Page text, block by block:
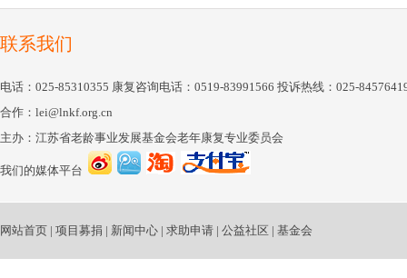
联系我们
电话：025-85310355 康复咨询电话：0519-83991566 投诉热线：025-
合作：lei@lnkf.org.cn
主办：江苏省老龄事业发展基金会老年康复专业委员会
我们的媒体平台
网站首页 | 项目募捐 | 新闻中心 | 求助申请 | 公益社区 | 基金会